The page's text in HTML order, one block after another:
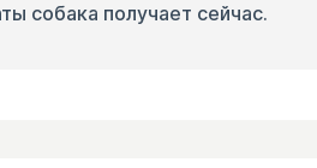
собака получает сейчас.